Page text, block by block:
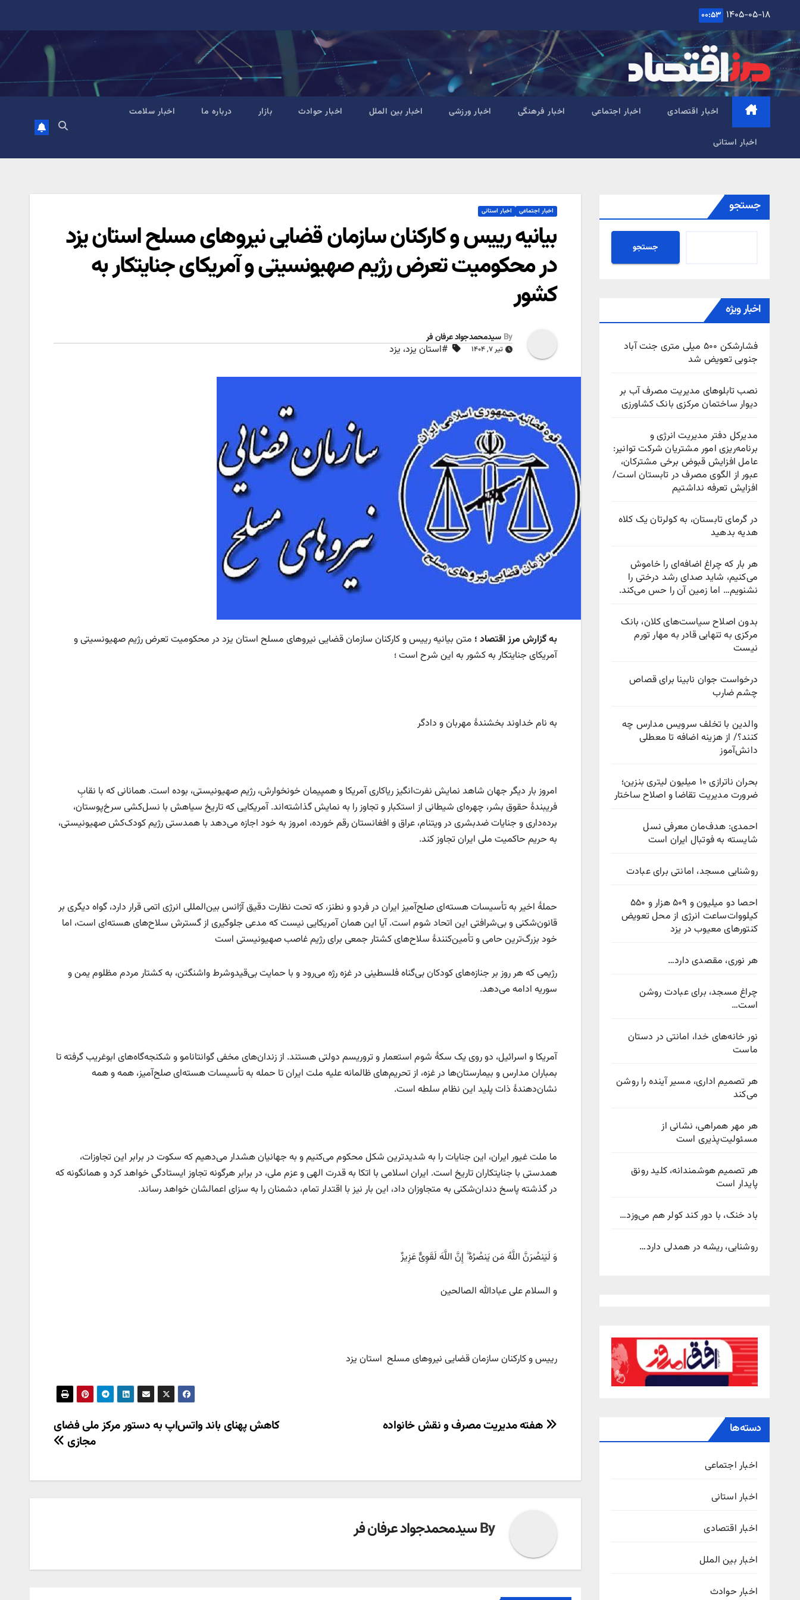
content
۱۴۰۵-۰۵-۱۸ ۰۰:۵۳
اخبار اقتصادی اخبار اجتماعی اخبار فرهنگی اخبار ورزشی اخبار بین الملل اخبار حوادث بازار درباره ما اخبار سلامت
اخبار استانی
جستجو
جستجو
اخبار ویژه
فشارشکن ۵۰۰ میلی متری جنت آباد
جنوبی تعویض شد
نصب تابلوهای مدیریت مصرف آب بر
دیوار ساختمان مرکزی بانک کشاورزی
مدیرکل دفتر مدیریت انرژی و
برنامه‌ریزی امور مشتریان شرکت توانیر:
عامل افزایش قبوض برخی مشترکان،
عبور از الگوی مصرف در تابستان است/
افزایش تعرفه نداشتیم
در گرمای تابستان، به کولرتان یک کلاه
هدیه بدهید
هر بار که چراغ اضافه‌ای را خاموش
می‌کنیم، شاید صدای رشد درختی را
نشنویم… اما زمین آن را حس می‌کند.
بدون اصلاح سیاست‌های کلان، بانک
مرکزی به تنهایی قادر به مهار تورم
نیست
درخواست جوان نابینا برای قصاص
چشم ضارب
والدین با تخلف سرویس مدارس چه
کنند؟/ از هزینه اضافه تا معطلی
دانش‌آموز
بحران ناترازی ۱۰ میلیون لیتری بنزین؛
ضرورت مدیریت تقاضا و اصلاح ساختار
احمدی: هدف‌مان معرفی نسل
شایسته به فوتبال ایران است
روشنایی مسجد، امانتی برای عبادت
احصا دو میلیون و ۵۰۹ هزار و ۵۵۰
کیلووات‌ساعت انرژی از محل تعویض
کنتورهای معیوب در یزد
هر نوری، مقصدی دارد…
چراغ مسجد، برای عبادت روشن
است…
نور خانه‌های خدا، امانتی در دستان
ماست
هر تصمیم اداری، مسیر آینده را روشن
می‌کند
هر مهر همراهی، نشانی از
مسئولیت‌پذیری است
هر تصمیم هوشمندانه، کلید رونق
پایدار است
باد خنک، با دور کند کولر هم می‌وزد…
روشنایی، ریشه در همدلی دارد…
دسته‌ها
اخبار اجتماعی
اخبار استانی
اخبار اقتصادی
اخبار بین الملل
اخبار حوادث
اخبار اجتماعی اخبار استانی
بیانیه رییس و کارکنان سازمان قضایی نیروهای مسلح استان یزد
در محکومیت تعرض رژیم صهیونسیتی و آمریکای جنایتکار به
کشور
By سیدمحمدجواد عرفان فر
تیر ۷, ۱۴۰۴ #استان یزد، یزد
به گزارش مرز اقتصاد ؛ متن بیانیه رییس و کارکنان سازمان قضایی نیروهای مسلح استان یزد در محکومیت تعرض رژیم صهیونسیتی و
آمریکای جنایتکار به کشور به این شرح است ؛
به نام خداوند بخشندهٔ مهربان و دادگر
امروز بار دیگر جهان شاهد نمایش نفرت‌انگیز ریاکاری آمریکا و همپیمان خونخوارش، رژیم صهیونیستی، بوده است. همانانی که با نقابِ
فریبندهٔ حقوق بشر، چهره‌ای شیطانی از استکبار و تجاوز را به نمایش گذاشته‌اند. آمریکایی که تاریخ سیاهش با نسل‌کشی سرخ‌پوستان،
برده‌داری و جنایات ضدبشری در ویتنام، عراق و افغانستان رقم خورده، امروز به خود اجازه می‌دهد با همدستی رژیم کودک‌کش صهیونیستی،
به حریم حاکمیت ملی ایران تجاوز کند.
حملهٔ اخیر به تأسیسات هسته‌ای صلح‌آمیز ایران در فردو و نطنز، که تحت نظارت دقیق آژانس بین‌المللی انرژی اتمی قرار دارد، گواه دیگری بر
قانون‌شکنی و بی‌شرافتی این اتحاد شوم است. آیا این همان آمریکایی نیست که مدعی جلوگیری از گسترش سلاح‌های هسته‌ای است، اما
خود بزرگ‌ترین حامی و تأمین‌کنندهٔ سلاح‌های کشتار جمعی برای رژیم غاصب صهیونیستی است
رژیمی که هر روز بر جنازه‌های کودکان بی‌گناه فلسطینی در غزه رژه می‌رود و با حمایت بی‌قیدوشرط واشنگتن، به کشتار مردم مظلوم یمن و
سوریه ادامه می‌دهد.
آمریکا و اسرائیل، دو روی یک سکهٔ شوم استعمار و تروریسم دولتی هستند. از زندان‌های مخفی گوانتانامو و شکنجه‌گاه‌های ابوغریب گرفته تا
بمباران مدارس و بیمارستان‌ها در غزه، از تحریم‌های ظالمانه علیه ملت ایران تا حمله به تأسیسات هسته‌ای صلح‌آمیز، همه و همه
نشان‌دهندهٔ ذات پلید این نظام سلطه است.
ما ملت غیور ایران، این جنایات را به شدیدترین شکل محکوم می‌کنیم و به جهانیان هشدار می‌دهیم که سکوت در برابر این تجاوزات،
همدستی با جنایتکاران تاریخ است. ایران اسلامی با اتکا به قدرت الهی و عزم ملی، در برابر هرگونه تجاوز ایستادگی خواهد کرد و همانگونه که
در گذشته پاسخ دندان‌شکنی به متجاوزان داد، این بار نیز با اقتدار تمام، دشمنان را به سزای اعمالشان خواهد رساند.
وَ لَیَنصُرَنَّ اللَّهُ مَن یَنصُرُهُ ۗ إِنَّ اللَّهَ لَقَوِیٌّ عَزِیزٌ
و السلام علی عبادالله الصالحین
رییس و کارکنان سازمان قضایی نیروهای مسلح استان یزد
راهبری
کاهش پهنای باند واتس‌اپ به دستور مرکز ملی فضای
مجازی
هفته مدیریت مصرف و نقش خانواده
Byسیدمحمدجواد عرفان فر